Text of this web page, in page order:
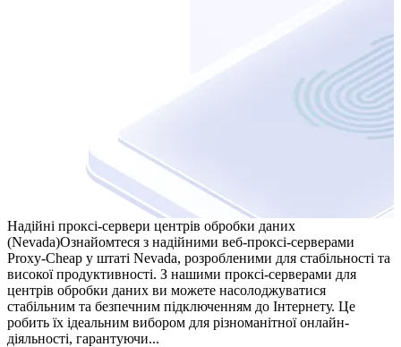
Надійні проксі-сервери центрів обробки даних
(Nevada)Ознайомтеся з надійними веб-проксі-серверами
Proxy-Cheap у штаті Nevada, розробленими для стабільності та
високої продуктивності. З нашими проксі-серверами для
центрів обробки даних ви можете насолоджуватися
стабільним та безпечним підключенням до Інтернету. Це
робить їх ідеальним вибором для різноманітної онлайн-
діяльності, гарантуючи...